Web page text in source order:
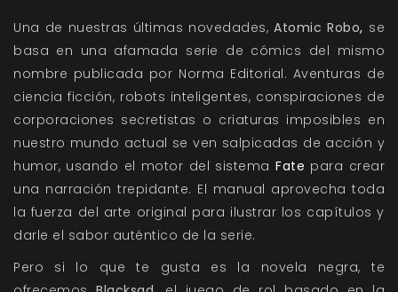
Una de nuestras últimas novedades,Atomic Robo, se
basa en una afamada serie de cómics del mismo
nombre publicada por Norma Editorial. Aventuras de
ciencia ficción, robots inteligentes, conspiraciones de
corporaciones secretistas o criaturas imposibles en
nuestro mundo actual se ven salpicadas de acción y
humor, usando el motor del sistema Fate para crear
una narración trepidante. El manual aprovecha toda
la fuerza del arte original para ilustrar los capítulos y
darle el sabor auténtico de la serie.
Pero si lo que te gusta es la novela negra, te